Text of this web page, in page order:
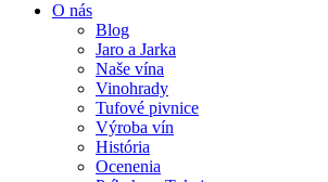
O nás
Blog
Jaro a Jarka
Naše vína
Vinohrady
Tufové pivnice
Výroba vín
História
Ocenenia